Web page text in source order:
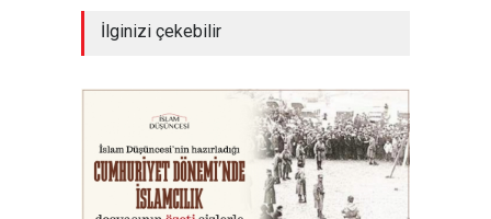
İlginizi çekebilir